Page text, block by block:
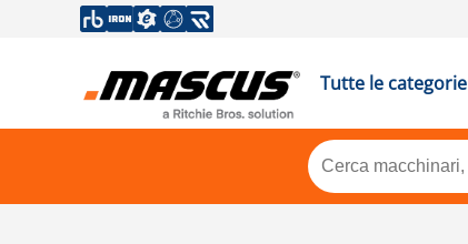
Tutte le categorie